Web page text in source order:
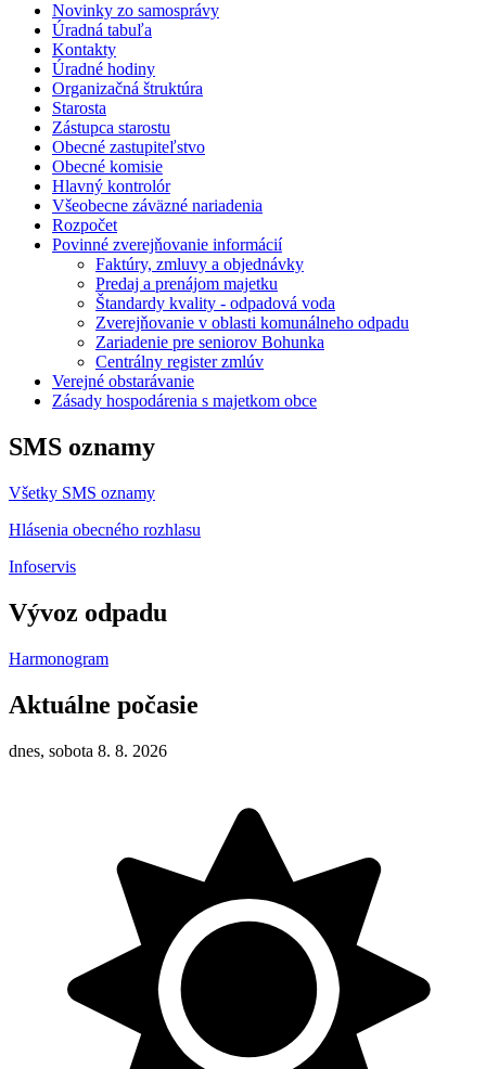
Novinky zo samosprávy
Úradná tabuľa
Kontakty
Úradné hodiny
Organizačná štruktúra
Starosta
Zástupca starostu
Obecné zastupiteľstvo
Obecné komisie
Hlavný kontrolór
Všeobecne záväzné nariadenia
Rozpočet
Povinné zverejňovanie informácií
Faktúry, zmluvy a objednávky
Predaj a prenájom majetku
Štandardy kvality - odpadová voda
Zverejňovanie v oblasti komunálneho odpadu
Zariadenie pre seniorov Bohunka
Centrálny register zmlúv
Verejné obstarávanie
Zásady hospodárenia s majetkom obce
SMS oznamy
Všetky SMS oznamy
Hlásenia obecného rozhlasu
Infoservis
Vývoz odpadu
Harmonogram
Aktuálne počasie
dnes, sobota 8. 8. 2026